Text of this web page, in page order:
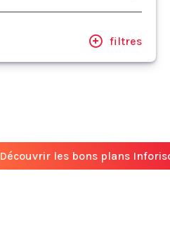
filtres
Découvrir les bons plans